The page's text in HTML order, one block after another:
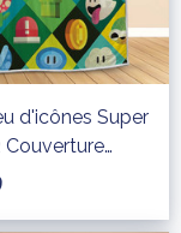
d'icônes Super
Couverture
Canapé